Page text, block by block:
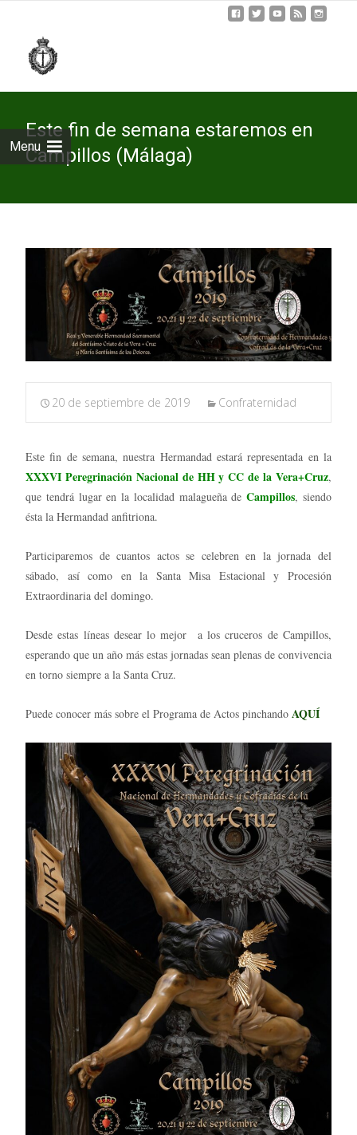
Menu
Este fin de semana estaremos en
Campillos (Málaga)
20 de septiembre de 2019 Confraternidad
Este fin de semana, nuestra Hermandad estará representada en la
XXXVI Peregrinación Nacional de HH y CC de la Vera+Cruz,
que tendrá lugar en la localidad malagueña deCampillos, siendo
ésta la Hermandad anfitriona.
Participaremos de cuantos actos se celebren en la jornada del
sábado, así como en la Santa Misa Estacional y Procesión
Extraordinaria del domingo.
Desde estas líneas desear lo mejor a los cruceros de Campillos,
esperando que un año más estas jornadas sean plenas de convivencia
en torno siempre a la Santa Cruz.
Puede conocer más sobre el Programa de Actos pinchando AQUÍ